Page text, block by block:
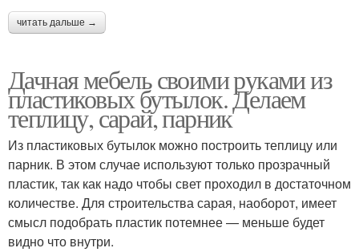
читать дальше →
Дачная мебель своими руками из
пластиковых бутылок. Делаем
теплицу, сарай, парник
Из пластиковых бутылок можно построить теплицу или
парник. В этом случае используют только прозрачный
пластик, так как надо чтобы свет проходил в достаточном
количестве. Для строительства сарая, наоборот, имеет
смысл подобрать пластик потемнее — меньше будет
видно что внутри.